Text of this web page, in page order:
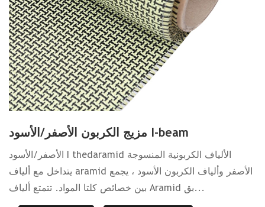
مزيج الكربون الأصفر/الأسود I-beam
الأصفر/الأسود I thedaramid الألياف الكربونية المنسوجة
يتداخل مع ألياف aramid الأصفر وألياف الكربون الأسود ، يجمع
بين خصائص كلتا المواد. تتمتع ألياف Aramid بق...